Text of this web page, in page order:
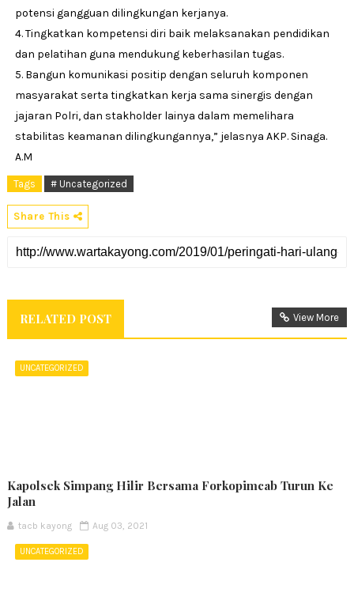
potensi gangguan dilingkungan kerjanya.
4. Tingkatkan kompetensi diri baik melaksanakan pendidikan
dan pelatihan guna mendukung keberhasilan tugas.
5. Bangun komunikasi positip dengan seluruh komponen
masyarakat serta tingkatkan kerja sama sinergis dengan
jajaran Polri, dan stakholder lainya dalam memelihara
stabilitas keamanan dilingkungannya,” jelasnya AKP. Sinaga.
A.M
Tags # Uncategorized
Share This
RELATED POST View More
UNCATEGORIZED
Kapolsek Simpang Hilir Bersama Forkopimcab Turun Ke
Jalan
tacb kayong Aug 03, 2021
UNCATEGORIZED